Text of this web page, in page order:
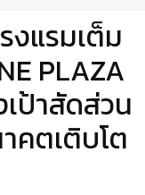
งแรมเต็ม
PLAZA
เป้าสัดส่วน
คตเติบโต